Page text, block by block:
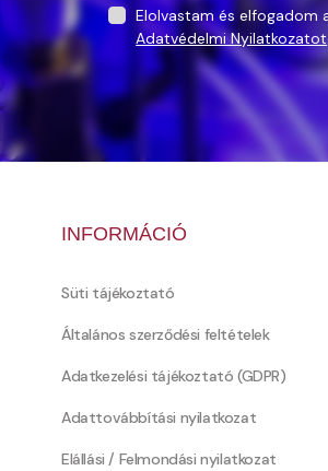
Elolvastam és elfogadom
Adatvédelmi Nyilatkozatot
INFORMÁCIÓ
Süti tájékoztató
Általános szerződési feltételek
Adatkezelési tájékoztató (GDPR)
Adattovábbítási nyilatkozat
Elállási / Felmondási nyilatkozat